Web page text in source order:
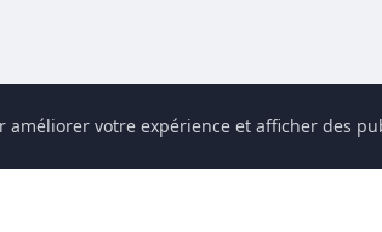
améliorer votre expérience et afficher des